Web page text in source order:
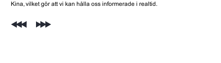
Kina, vilket gör att vi kan hålla oss informerade i realtid.
gett mig mycket hjälp.
och mitt företag har vuxit ytterligare.